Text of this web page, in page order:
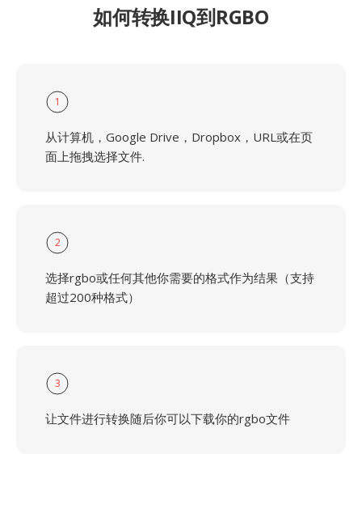
如何转换IIQ到RGBO
1
从计算机，Google Drive，Dropbox，URL或在页
面上拖拽选择文件.
2
选择rgbo或任何其他你需要的格式作为结果（支持
超过200种格式）
3
让文件进行转换随后你可以下载你的rgbo文件